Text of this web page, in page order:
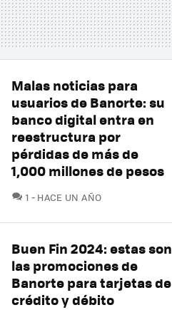
Malas noticias para
usuarios de Banorte: su
banco digital entra en
reestructura por
pérdidas de más de
1,000 millones de pesos
1 COMENTARIOS
HACE UN AÑO
Buen Fin 2024: estas son
las promociones de
Banorte para tarjetas de
crédito y débito